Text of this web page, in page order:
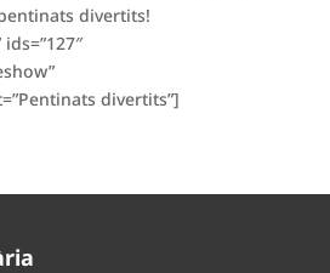
divertits!
divertits”]